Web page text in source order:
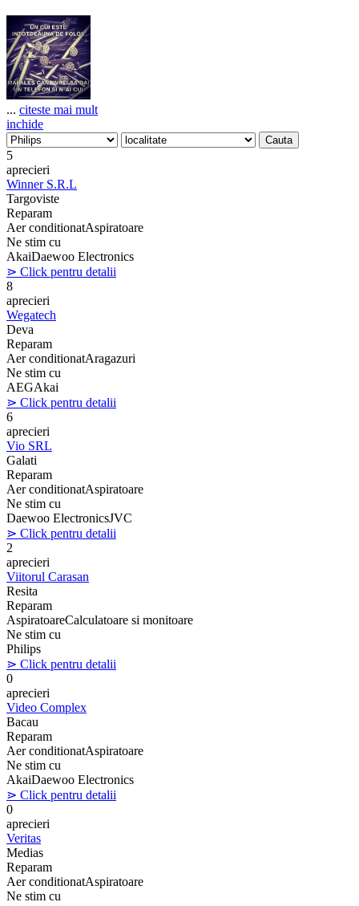
... citeste mai mult
inchide
5
aprecieri
Winner S.R.L
Targoviste
Reparam
Aer conditionatAspiratoare
Ne stim cu
AkaiDaewoo Electronics
⋗ Click pentru detalii
8
aprecieri
Wegatech
Deva
Reparam
Aer conditionatAragazuri
Ne stim cu
AEGAkai
⋗ Click pentru detalii
6
aprecieri
Vio SRL
Galati
Reparam
Aer conditionatAspiratoare
Ne stim cu
Daewoo ElectronicsJVC
⋗ Click pentru detalii
2
aprecieri
Viitorul Carasan
Resita
Reparam
AspiratoareCalculatoare si monitoare
Ne stim cu
Philips
⋗ Click pentru detalii
0
aprecieri
Video Complex
Bacau
Reparam
Aer conditionatAspiratoare
Ne stim cu
AkaiDaewoo Electronics
⋗ Click pentru detalii
0
aprecieri
Veritas
Medias
Reparam
Aer conditionatAspiratoare
Ne stim cu